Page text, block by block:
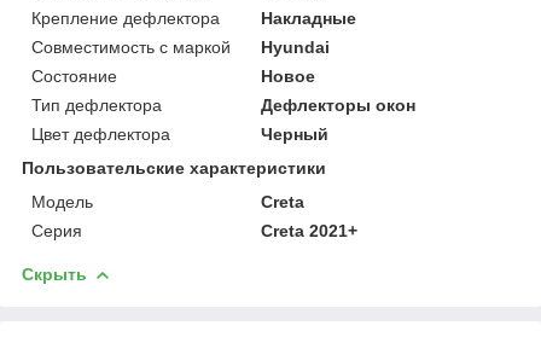
Крепление дефлектора
Накладные
Совместимость с маркой
Hyundai
Состояние
Новое
Тип дефлектора
Дефлекторы окон
Цвет дефлектора
Черный
Пользовательские характеристики
Модель
Creta
Серия
Creta 2021+
Скрыть